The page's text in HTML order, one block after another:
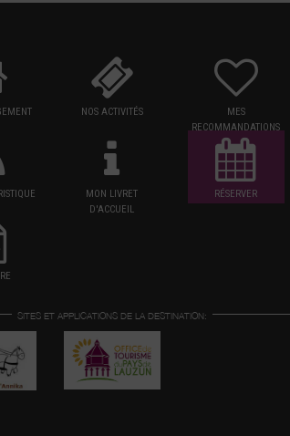
NOS ACTIVITÉS
MES
RECOMMANDATIONS
MON LIVRET
D'ACCUEIL
RÉSERVER
SITES ET APPLICATIONS DE LA DESTINATION: